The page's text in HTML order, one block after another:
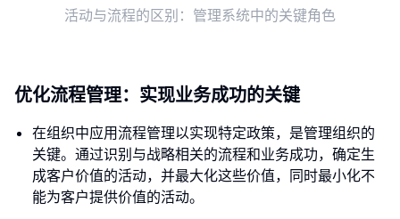
活动与流程的区别：管理系统中的关键角色
优化流程管理：实现业务成功的关键
在组织中应用流程管理以实现特定政策，是管理组织的
关键。通过识别与战略相关的流程和业务成功，确定生
成客户价值的活动，并最大化这些价值，同时最小化不
能为客户提供价值的活动。